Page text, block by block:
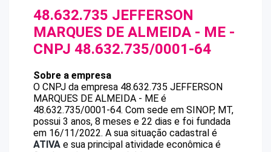
48.632.735 JEFFERSON
MARQUES DE ALMEIDA - ME -
CNPJ 48.632.735/0001-64
Sobre a empresa
O CNPJ da empresa 48.632.735 JEFFERSON
MARQUES DE ALMEIDA - ME é
48.632.735/0001-64. Com sede em SINOP, MT,
possui 3 anos, 8 meses e 22 dias e foi fundada
em 16/11/2022. A sua situação cadastral é
ATIVA e sua principal atividade econômica é